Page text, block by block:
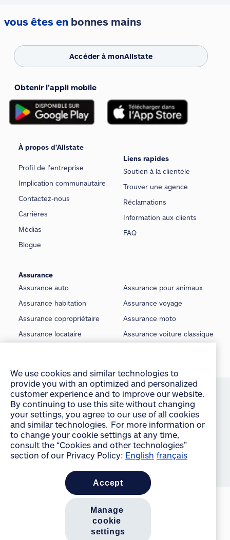
vous êtes en bonnes mains
Accéder à monAllstate
Obtenir l’appli mobile
À propos d’Allstate
Profil de l’entreprise
Implication communautaire
Contactez-nous
Carrières
Médias
Blogue
Liens rapides
Soutien à la clientèle
Trouver une agence
Réclamations
Information aux clients
FAQ
Assurance
Assurance auto
Assurance habitation
Assurance copropriétaire
Assurance locataire
Assurance pour animaux
Assurance voyage
Assurance moto
Assurance voiture classique
© Allstate du Canada, compagnie d’assurance, 2026
Conditions d’utilisation
É noncé sur la protection de la vie privée
Manage Cookie Settings
Accessibilité
customer experience and to improve our website.
By continuing to use this site without changing
your settings, you agree to our use of all cookies
and similar technologies. For more information or
to change your cookie settings at any time,
consult the “Cookies and other technologies”
section of our Privacy Policy:English français
settings